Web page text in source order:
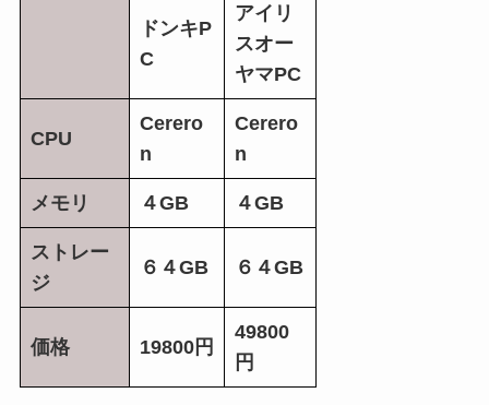
ドンキP
C
アイリ
スオー
ヤマPC
CPU
Cerero
n
Cerero
n
メモリ ４GB ４GB
ストレー
ジ
６４GB ６４GB
価格 19800円
49800
円